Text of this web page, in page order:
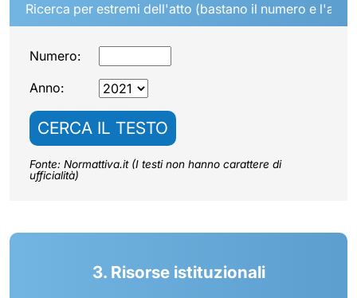
Ricerca per estremi dell'atto (bastano il numero e
Numero:
Anno:
CERCA IL TESTO
Fonte: Normattiva.it (I testi non hanno carattere di
ufficialità)
3. Risorse istituzionali